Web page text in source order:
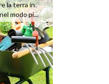
la terra in
modo pi...